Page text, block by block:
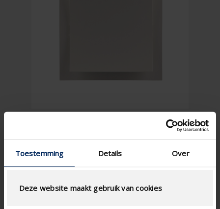
Toestemming Details Over
Deze website maakt gebruik van cookies